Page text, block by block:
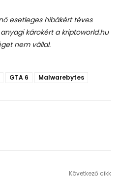
esetleges hibákért téves
károkért a kriptoworld.hu
nem vállal.
GTA 6 Malwarebytes
Következő cikk